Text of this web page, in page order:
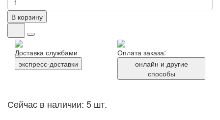
В корзину
Доставка службами
экспресс-доставки
Оплата заказа:
онлайн и другие
способы
Сейчас в наличии: 5 шт.